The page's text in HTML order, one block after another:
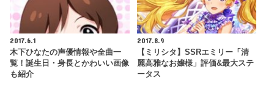
2017.6.1
木下ひなたの声優情報や全曲一
覧！誕生日・身長とかわいい画像
も紹介
2017.8.9
【ミリシタ】SSRエミリー「清
麗高雅なお嬢様」評価&最大ステ
ータス